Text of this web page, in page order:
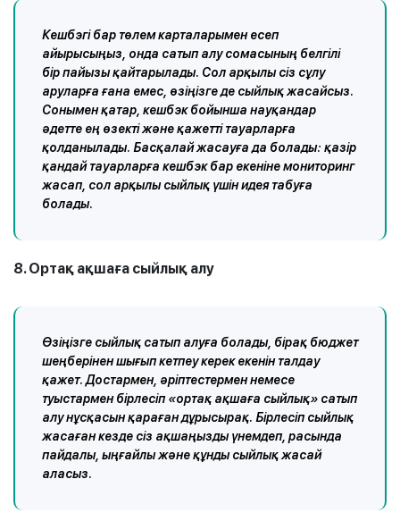
Кешбэгі бар төлем карталарымен есеп
айырысыңыз, онда сатып алу сомасының белгілі
бір пайызы қайтарылады. Сол арқылы сіз сұлу
аруларға ғана емес, өзіңізге де сыйлық жасайсыз.
Сонымен қатар, кешбэк бойынша науқандар
әдетте ең өзекті және қажетті тауарларға
қолданылады. Басқалай жасауға да болады: қазір
қандай тауарларға кешбэк бар екеніне мониторинг
жасап, сол арқылы сыйлық үшін идея табуға
болады.
8. Ортақ ақшаға сыйлық алу
Өзіңізге сыйлық сатып алуға болады, бірақ бюджет
шеңберінен шығып кетпеу керек екенін талдау
қажет. Достармен, әріптестермен немесе
туыстармен бірлесіп «ортақ ақшаға сыйлық» сатып
алу нұсқасын қараған дұрысырақ. Бірлесіп сыйлық
жасаған кезде сіз ақшаңызды үнемдеп, расында
пайдалы, ыңғайлы және құнды сыйлық жасай
аласыз.